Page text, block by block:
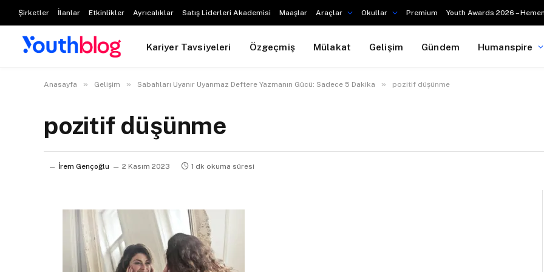
Şirketler İlanlar Etkinlikler Ayrıcalıklar Satış Liderleri Akademisi Maaşlar Araçlar Okullar Premium Youth Awards 2026 –
Kariyer Tavsiyeleri Özgeçmiş Mülakat Gelişim Gündem Humanspire
Anasayfa » Gelişim » Sabahları Uyanır Uyanmaz Deftere Yazmanın Gücü: Sadece 5 Dakika » pozitif düşünme
pozitif düşünme
İrem Gençoğlu 2 Kasım 2023 1 dk okuma süresi